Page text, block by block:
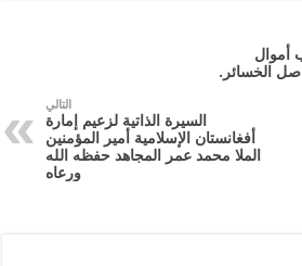
أموال
الخسائر.
التالي
السیرة الذاتیة لزعیم إمارة
أفغانستان الإسلامیة أمیر المؤمنین
الملا محمد عمر المجاهد حفظه الله
ورعاه